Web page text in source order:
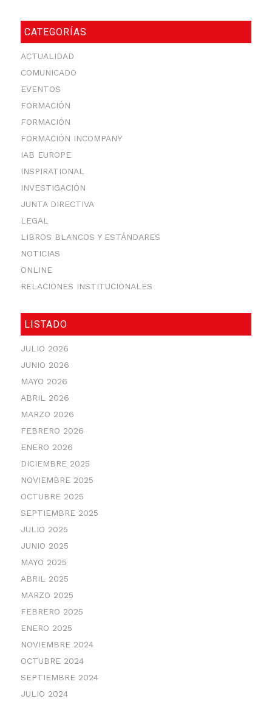
CATEGORÍAS
ACTUALIDAD
COMUNICADO
EVENTOS
FORMACIÓN
FORMACIÓN
FORMACIÓN INCOMPANY
IAB EUROPE
INSPIRATIONAL
INVESTIGACIÓN
JUNTA DIRECTIVA
LEGAL
LIBROS BLANCOS Y ESTÁNDARES
NOTICIAS
ONLINE
RELACIONES INSTITUCIONALES
LISTADO
JULIO 2026
JUNIO 2026
MAYO 2026
ABRIL 2026
MARZO 2026
FEBRERO 2026
ENERO 2026
DICIEMBRE 2025
NOVIEMBRE 2025
OCTUBRE 2025
SEPTIEMBRE 2025
JULIO 2025
JUNIO 2025
MAYO 2025
ABRIL 2025
MARZO 2025
FEBRERO 2025
ENERO 2025
NOVIEMBRE 2024
OCTUBRE 2024
SEPTIEMBRE 2024
JULIO 2024